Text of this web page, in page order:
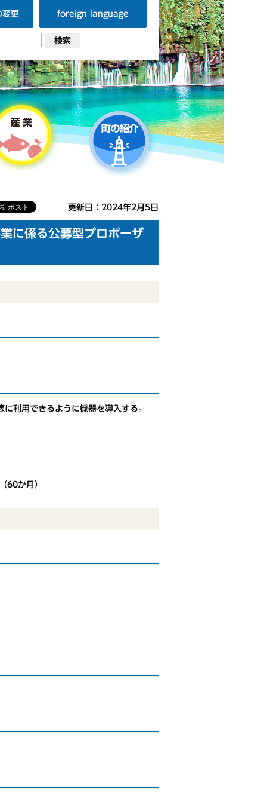
変更 foreign language
更新日：2024年2月5日
に係る公募型プロポーザ
利用できるように機器を導入する。
60か月）